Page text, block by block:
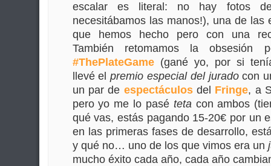
escalar es literal: no hay fotos
necesitábamos las manos!), una de las
que hemos hecho pero con una
También retomamos la obsesión
#ThePlateGame(gané yo, por si
llevé elpremio especial del juradocon
un par de espectáculosdel Fringe, a
pero yo me lo pasé tetacon ambos
qué vas, estás pagando 15-20€ por un
en las primeras fases de desarrollo,
y qué no… uno de los que vimos era un
mucho éxito cada año, cada año